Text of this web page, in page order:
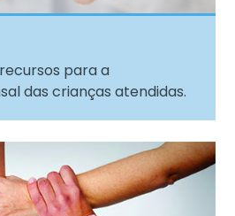
para a
das crianças atendidas.